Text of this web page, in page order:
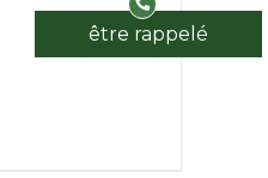
être rappelé